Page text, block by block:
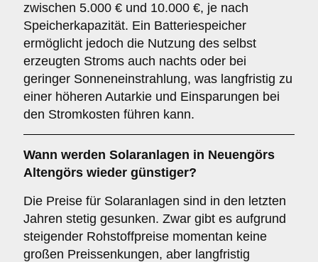
zwischen 5.000 € und 10.000 €, je nach
Speicherkapazität. Ein Batteriespeicher
ermöglicht jedoch die Nutzung des selbst
erzeugten Stroms auch nachts oder bei
geringer Sonneneinstrahlung, was langfristig zu
einer höheren Autarkie und Einsparungen bei
den Stromkosten führen kann.
Wann werden Solaranlagen in Neuengörs
Altengörs wieder günstiger?
Die Preise für Solaranlagen sind in den letzten
Jahren stetig gesunken. Zwar gibt es aufgrund
steigender Rohstoffpreise momentan keine
großen Preissenkungen, aber langfristig